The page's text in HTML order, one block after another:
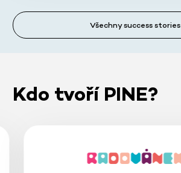
Všechny success stories
Kdo tvoří PINE?